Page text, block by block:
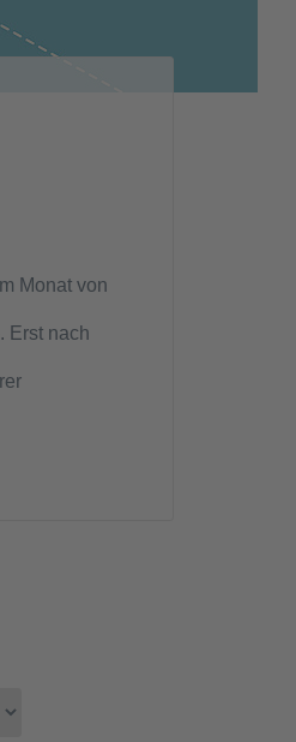
Monat von
Erst nach